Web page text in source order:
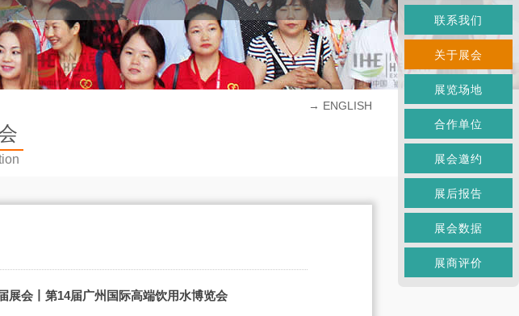
→ ENGLISH
展会丨第14届广州国际高端饮用水博览会
联系我们
关于展会
展览场地
合作单位
展会邀约
展后报告
展会数据
展商评价